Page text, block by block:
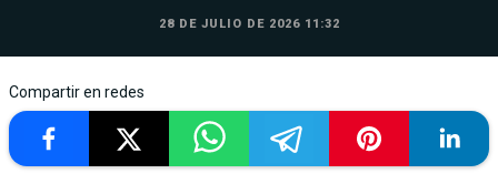
28 DE JULIO DE 2026 11:32
Compartir en redes